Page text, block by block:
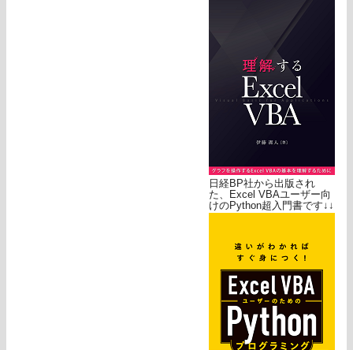
日経BP社から出版され
た、Excel VBAユーザー向
けのPython超入門書です↓↓